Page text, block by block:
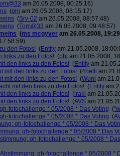
am 26.05.2008, 00:25:16)
(phj am 26.05.2008, 08:15:17)
(Srv-02 am 26.05.2008, 08:57:48)
(Tom@33 am 26.05.2008, 09:48:57)
(ms mcgyver am 26.05.2008,
den Fotos! (Entity am 21.05.2008,
links zu den Fotos! (phj am 21.05.2008,
den links zu den Fotos! (Entity am
mit den links zu den Fotos! (4helli am
mit den links zu den Fotos! (Wuni am
mit den links zu den Fotos! (Entity am
den links zu den Fotos! (iraki am
den links zu den Fotos! (AVS am
fotochallenge * 05/2008 * Das Voting (
fotochallenge * 05/2008 * Das Voting (
gh-fotochallenge * 05/2008 * Das
gh-fotochallenge * 05/2008 * Das
gh-fotochallenge * 05/2008 *
gh-fotochallenge * 05/2008 *